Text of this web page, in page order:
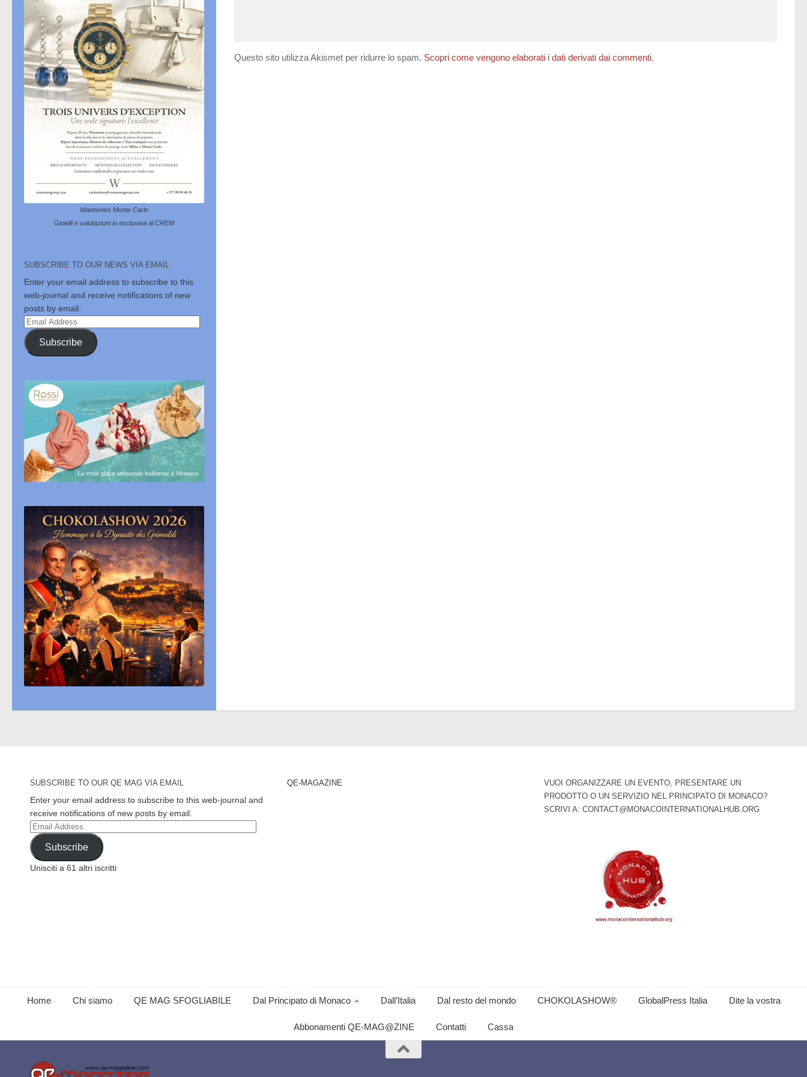
Questo sito utilizza Akismet per ridurre lo spam. Scopri come vengono elaborati i dati derivati dai commenti.
Wannenes Monte Carlo
Gioielli e valutazioni in esclusiva al CREM
SUBSCRIBE TO OUR NEWS VIA EMAIL
Enter your email address to subscribe to this
web-journal and receive notifications of new
posts by email.
Email
Address
Subscribe
SUBSCRIBE TO OUR QE MAG VIA EMAIL
Enter your email address to subscribe to this web-journal and
receive notifications of new posts by email.
Email
Address
Subscribe
Unisciti a 61 altri iscritti
QE-MAGAZINE
VUOI ORGANIZZARE UN EVENTO, PRESENTARE UN
PRODOTTO O UN SERVIZIO NEL PRINCIPATO DI MONACO?
SCRIVI A: CONTACT@MONACOINTERNATIONALHUB.ORG
Home Chi siamo QE MAG SFOGLIABILE Dal Principato di Monaco Dall’Italia Dal resto del mondo CHOKOLASHOW® GlobalPress Italia Dite la vostra
Abbonamenti QE-MAG@ZINE Contatti Cassa